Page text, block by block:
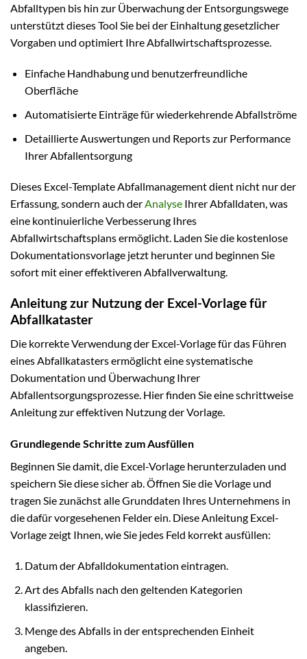
Abfalltypen bis hin zur Überwachung der Entsorgungswege
unterstützt dieses Tool Sie bei der Einhaltung gesetzlicher
Vorgaben und optimiert Ihre Abfallwirtschaftsprozesse.
Einfache Handhabung und benutzerfreundliche
Oberfläche
Automatisierte Einträge für wiederkehrende Abfallströme
Detaillierte Auswertungen und Reports zur Performance
Ihrer Abfallentsorgung
Dieses Excel-Template Abfallmanagement dient nicht nur der
Erfassung, sondern auch derAnalyse Ihrer Abfalldaten, was
eine kontinuierliche Verbesserung Ihres
Abfallwirtschaftsplans ermöglicht. Laden Sie die kostenlose
Dokumentationsvorlage jetzt herunter und beginnen Sie
sofort mit einer effektiveren Abfallverwaltung.
Anleitung zur Nutzung der Excel-Vorlage für
Abfallkataster
Die korrekte Verwendung der Excel-Vorlage für das Führen
eines Abfallkatasters ermöglicht eine systematische
Dokumentation und Überwachung Ihrer
Abfallentsorgungsprozesse. Hier finden Sie eine schrittweise
Anleitung zur effektiven Nutzung der Vorlage.
Grundlegende Schritte zum Ausfüllen
Beginnen Sie damit, die Excel-Vorlage herunterzuladen und
speichern Sie diese sicher ab. Öffnen Sie die Vorlage und
tragen Sie zunächst alle Grunddaten Ihres Unternehmens in
die dafür vorgesehenen Felder ein. Diese Anleitung Excel-
Vorlage zeigt Ihnen, wie Sie jedes Feld korrekt ausfüllen:
Datum der Abfalldokumentation eintragen.
Art des Abfalls nach den geltenden Kategorien
klassifizieren.
Menge des Abfalls in der entsprechenden Einheit
angeben.